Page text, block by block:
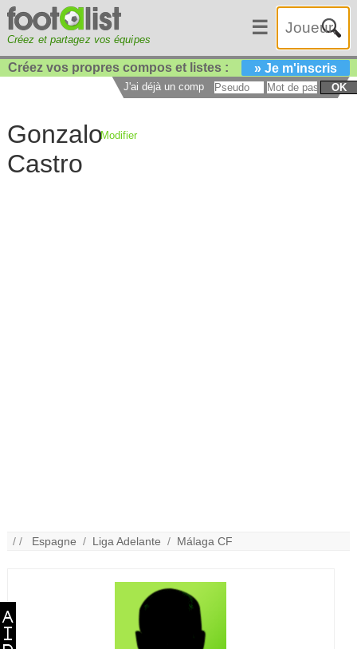
Créez et partagez vos équipes
☰
Créez vos propres compos et listes : » Je m'inscris
J'ai déjà un compte : OK
Gonzalo
Castro
Modifier
/ / Espagne / Liga Adelante / Málaga CF